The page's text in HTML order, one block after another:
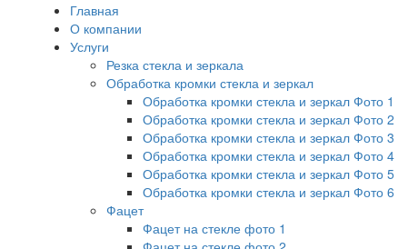
Главная
О компании
Услуги
Резка стекла и зеркала
Обработка кромки стекла и зеркал
Обработка кромки стекла и зеркал Фото 1
Обработка кромки стекла и зеркал Фото 2
Обработка кромки стекла и зеркал Фото 3
Обработка кромки стекла и зеркал Фото 4
Обработка кромки стекла и зеркал Фото 5
Обработка кромки стекла и зеркал Фото 6
Фацет
Фацет на стекле фото 1